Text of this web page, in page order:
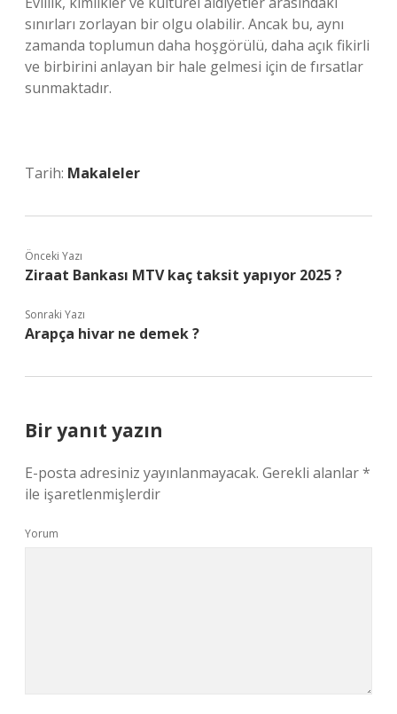
sınırları zorlayan bir olgu olabilir. Ancak bu, aynı
zamanda toplumun daha hoşgörülü, daha açık fikirli
ve birbirini anlayan bir hale gelmesi için de fırsatlar
sunmaktadır.
Tarih: Makaleler
Önceki Yazı
Ziraat Bankası MTV kaç taksit yapıyor 2025 ?
Sonraki Yazı
Arapça hivar ne demek ?
Bir yanıt yazın
E-posta adresiniz yayınlanmayacak. Gerekli alanlar*
ile işaretlenmişlerdir
Yorum